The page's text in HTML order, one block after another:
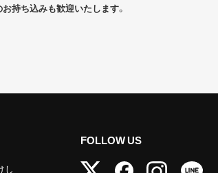
持ち込みも歓迎いたします。
し
FOLLOW US